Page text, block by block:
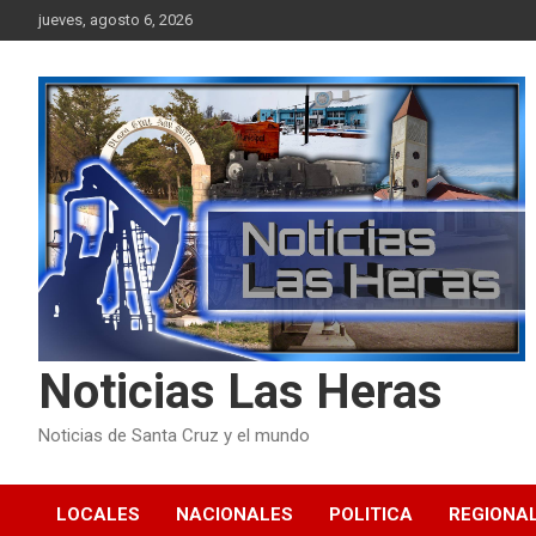
to
jueves, agosto 6, 2026
Noticias Las Heras
Noticias de Santa Cruz y el mundo
LOCALES NACIONALES POLITICA